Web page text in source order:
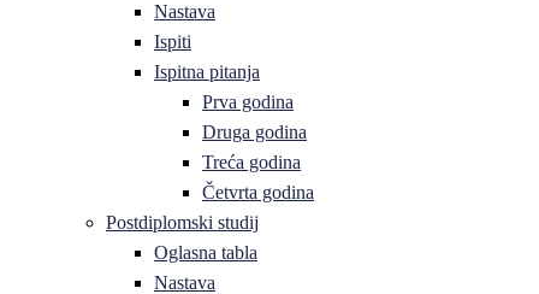
Nastava
Ispiti
Ispitna pitanja
Prva godina
Druga godina
Treća godina
Četvrta godina
Postdiplomski studij
Oglasna tabla
Nastava